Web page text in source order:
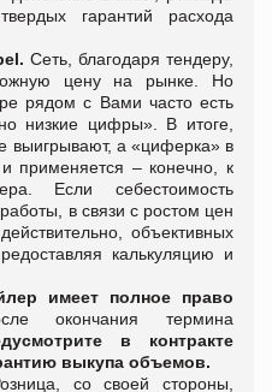
гарантий расхода
Сеть, благодаря тендеру,
цену на рынке. Но
рядом с Вами часто есть
низкие цифры». В итоге,
выигрывают, а «циферка» в
применяется – конечно, к
Если себестоимость
в связи с ростом цен
объективных
калькуляцию и
имеет полное право
окончания термина
в контракте
выкупа объемов.
со своей стороны,